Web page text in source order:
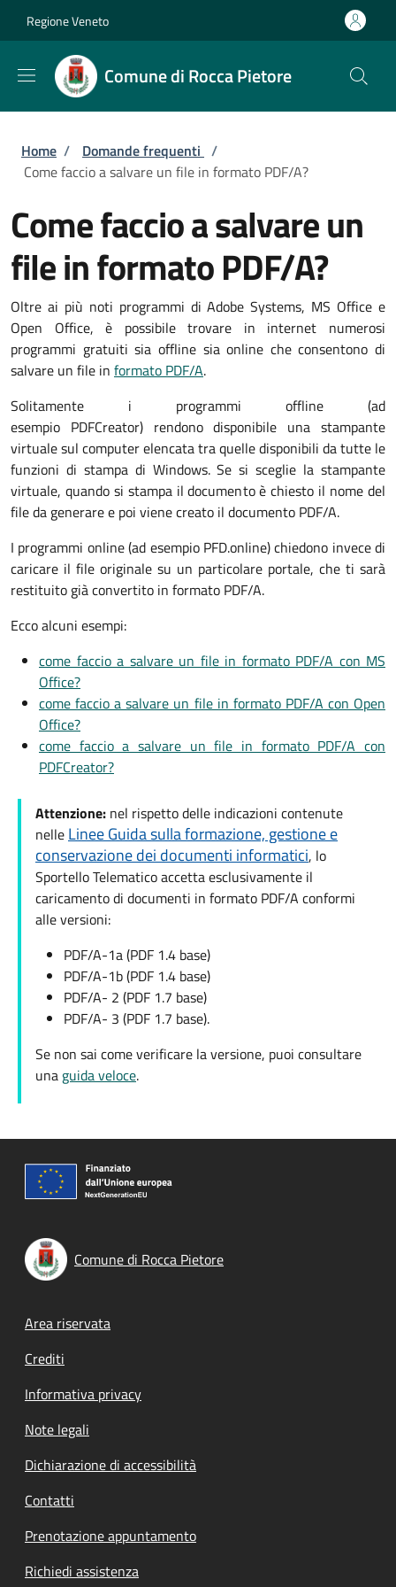
Regione Veneto
Comune di Rocca Pietore
Briciole di pane
Home / Domande frequenti /
Come faccio a salvare un file in formato PDF/A?
Come faccio a salvare un
file in formato PDF/A?
Oltre ai più noti programmi di Adobe Systems, MS Office e
Open Office, è possibile trovare in internet numerosi
programmi gratuiti sia offline sia online che consentono di
salvare un file in formato PDF/A.
Solitamente i programmi offline (ad
esempio PDFCreator) rendono disponibile una stampante
virtuale sul computer elencata tra quelle disponibili da tutte le
funzioni di stampa di Windows. Se si sceglie la stampante
virtuale, quando si stampa il documento è chiesto il nome del
file da generare e poi viene creato il documento PDF/A.
I programmi online (ad esempio PFD.online) chiedono invece di
caricare il file originale su un particolare portale, che ti sarà
restituito già convertito in formato PDF/A.
Ecco alcuni esempi:
come faccio a salvare un file in formato PDF/A con MS
Office?
come faccio a salvare un file in formato PDF/A con Open
Office?
come faccio a salvare un file in formato PDF/A con
PDFCreator?
Attenzione: nel rispetto delle indicazioni contenute
nelle Linee Guida sulla formazione, gestione e
conservazione dei documenti informatici, lo
Sportello Telematico accetta esclusivamente il
caricamento di documenti in formato PDF/A conformi
alle versioni:
PDF/A-1a (PDF 1.4 base)
PDF/A-1b (PDF 1.4 base)
PDF/A- 2 (PDF 1.7 base)
PDF/A- 3 (PDF 1.7 base).
Se non sai come verificare la versione, puoi consultare
una guida veloce.
Comune di Rocca Pietore
Footer menu
Area riservata
Crediti
Informativa privacy
Note legali
Dichiarazione di accessibilità
Contatti
Prenotazione appuntamento
Richiedi assistenza